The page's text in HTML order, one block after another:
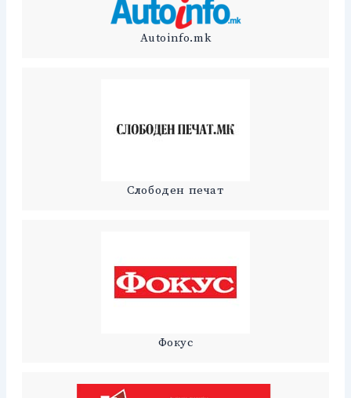
Autoinfo.mk
Слободен печат
Фокус